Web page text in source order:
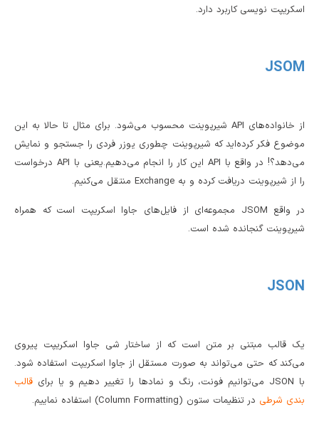
اسکریپت نویسی کاربرد دارد.
JSOM
از خانواده‌‌های API شیرپوینت محسوب می‌شود. برای مثال تا حالا به این
موضوع فکر کرده‌اید که شیرپوینت چطوری یوزر فردی را جستجو و نمایش
می‌‌دهد؟! در واقع با API این کار را انجام می‌دهیم.یعنی با API درخواست
را از شیرپوینت دریافت کرده و به Exchange منتقل می‌‌کنیم.
در واقع JSOM مجموعه‌ای از فایل‌های جاوا اسکریپت است که همراه
شیرپوینت گنجانده شده است.
JSON
یک قالب مبتنی بر متن است که از ساختار شی جاوا اسکریپت پیروی
می‌کند که حتی می‌تواند به صورت مستقل از جاوا اسکریپت استفاده شود.
با JSON می‌توانیم فونت، رنگ و نمادها را تغییر دهیم و یا برای
قالب
بندی شرطی در تنظیمات ستون (Column Formatting) استفاده نماییم.